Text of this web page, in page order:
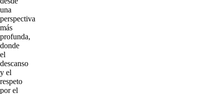
una
perspectiva
más
profunda,
donde
el
descanso
y el
respeto
por el